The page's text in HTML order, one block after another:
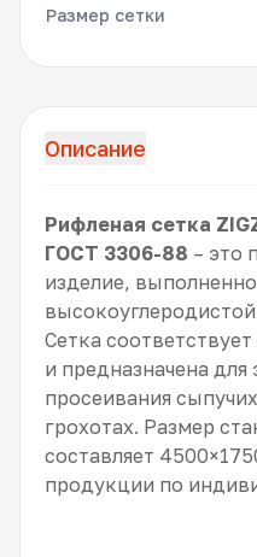
Размер сетки
Описание
Рифленая сетка
ГОСТ 3306-88 – это
изделие,
Сетка
и предназначена
просеивания
грохотах. Размер
составляет
продукции по